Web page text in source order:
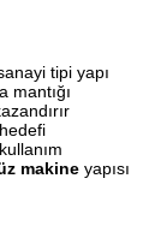
tipi yapı
mantığı
makineyapısı